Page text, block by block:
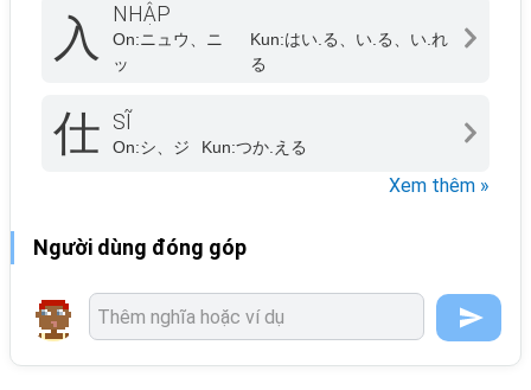
入 NHẬP
On:ニュウ、ニ
ッ
Kun:はい.る、い.る、い.れ
る
仕 SĨ
On:シ、ジ Kun:つか.える
Xem thêm »
Người dùng đóng góp